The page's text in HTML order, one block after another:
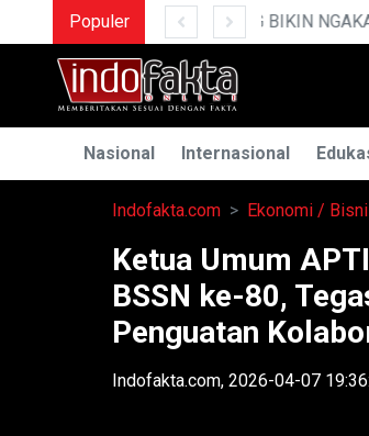
Populer
Nasional Internasional
Indofakta.com Ekonomi /
Ketua Umum
BSSN ke-80,
Penguatan
Indofakta.com, 2026-04-07